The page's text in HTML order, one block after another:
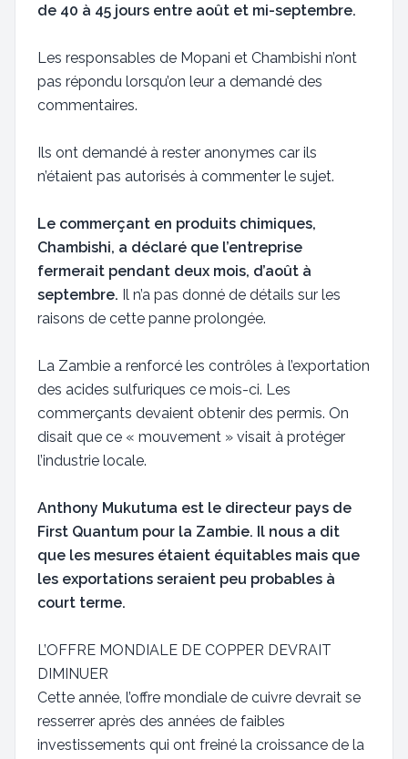
de 40 à 45 jours entre août et mi-septembre.
Les responsables de Mopani et Chambishi n’ont
pas répondu lorsqu’on leur a demandé des
commentaires.
Ils ont demandé à rester anonymes car ils
n’étaient pas autorisés à commenter le sujet.
Le commerçant en produits chimiques,
Chambishi, a déclaré que l’entreprise
fermerait pendant deux mois, d’août à
septembre. Il n’a pas donné de détails sur les
raisons de cette panne prolongée.
La Zambie a renforcé les contrôles à l’exportation
des acides sulfuriques ce mois-ci. Les
commerçants devaient obtenir des permis. On
disait que ce « mouvement » visait à protéger
l’industrie locale.
Anthony Mukutuma est le directeur pays de
First Quantum pour la Zambie. Il nous a dit
que les mesures étaient équitables mais que
les exportations seraient peu probables à
court terme.
L’OFFRE MONDIALE DE COPPER DEVRAIT
DIMINUER
Cette année, l’offre mondiale de cuivre devrait se
resserrer après des années de faibles
investissements qui ont freiné la croissance de la